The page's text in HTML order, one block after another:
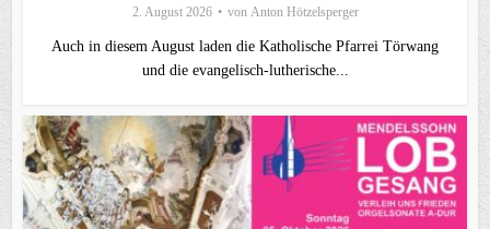
2. August 2026 von Anton Hötzelsperger
Auch in diesem August laden die Katholische Pfarrei Törwang
und die evangelisch‑lutherische...